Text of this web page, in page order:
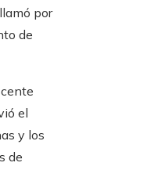
por
de
el
y los
de